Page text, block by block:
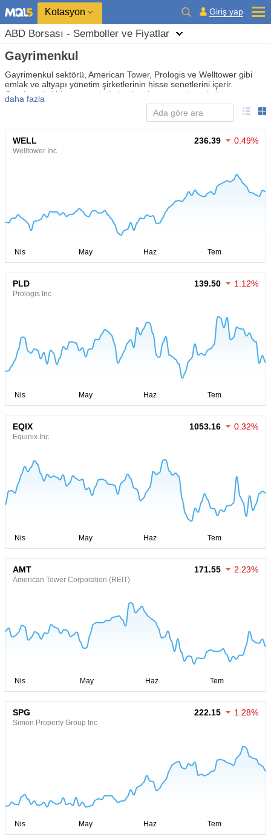
Kotasyon Giriş yap
ABD Borsası - Semboller ve Fiyatlar
Gayrimenkul
Gayrimenkul sektörü, American Tower, Prologis ve Welltower gibi
emlak ve altyapı yönetim şirketlerinin hisse senetlerini içerir.
Gayrimenkul hisse senetleri, ticari ve konut gayrimenkul
piyasalarındaki değişiklikleri, kiralama trendlerini ve inşaat
sektöründeki yatırımları yansıtır. Yatırımcılar, kira ve emlak getirisi
potansiyelini değerlendirmek için Gayrimenkul hisse senetlerini izler.
Gayrimenkul hisse senetleri uzun vadede istikrarlı olabilir,
yatırımcılara temettü ve enflasyona karşı koruma sağlar.
daha fazla
WELL
Welltower Inc
236.39 0.49%
PLD
Prologis Inc
139.50 1.12%
EQIX
Equinix Inc
1053.16 0.32%
AMT
American Tower Corporation (REIT)
171.55 2.23%
SPG
Simon Property Group Inc
222.15 1.28%